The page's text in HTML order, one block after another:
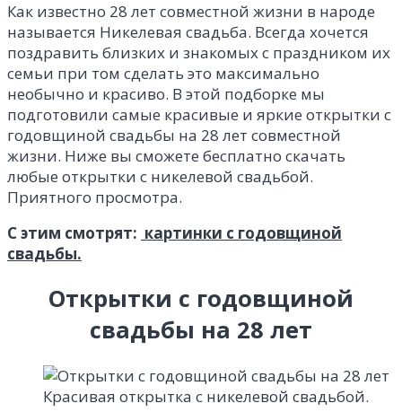
Как известно 28 лет совместной жизни в народе
называется Никелевая свадьба. Всегда хочется
поздравить близких и знакомых с праздником их
семьи при том сделать это максимально
необычно и красиво. В этой подборке мы
подготовили самые красивые и яркие открытки с
годовщиной свадьбы на 28 лет совместной
жизни. Ниже вы сможете бесплатно скачать
любые открытки с никелевой свадьбой.
Приятного просмотра.
С этим смотрят: картинки с годовщиной
свадьбы.
Открытки с годовщиной
свадьбы на 28 лет
Красивая открытка с никелевой свадьбой.